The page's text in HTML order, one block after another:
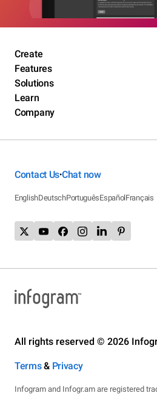
Create
Features
Solutions
Learn
Company
Contact Us•Chat now
EnglishDeutschPortuguêsEspañolFrançais
All rights reserved © 2026
Terms& Privacy
Infogram and Infogr.am are registered